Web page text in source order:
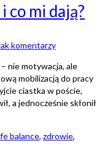
co mi dają?
komentarzy
nie motywacja, ale
mobilizacją do pracy
ciastka w poście,
a jednocześnie skłonił
balance, zdrowie,